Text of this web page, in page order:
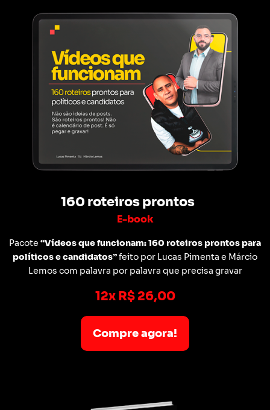
160 roteiros prontos
E-book
Pacote “Vídeos que funcionam: 160 roteiros prontos para
políticos e candidatos”feito por Lucas Pimenta e Márcio
Lemos com palavra por palavra que precisa gravar
12x R$ 26,00
Compre agora!